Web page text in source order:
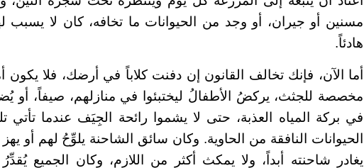
مسنين أو جيران، أو وجد من الحيوانات ما تخافه، كان لا يسبب
هادئاً.
أما الآن، فإنك تخالف القانون إن دفنت كلاباً في أرضك، فلا يكون
مخصصة للجثث، يركضُ الأطفالُ ليختبئوا في منازلهم، صيفاً، أو
في بركة المياه العذبة، حتى لا يشموا رائحة الجِيَف عندما تأتي
الحيوانات النافقة من الحاوية. وكان سائق الشاحنة يلوِّحُ لهم أو
يغادر شاحنته أبداً، ولا يمكث أكثر من اللازم، وكان الجميع